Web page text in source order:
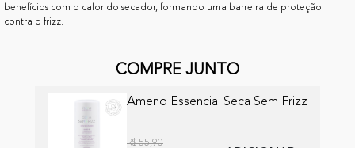
benefícios com o calor do secador, formando uma barreira de proteção
contra o frizz.
COMPRE JUNTO
Amend Essencial Seca Sem Frizz
R$ 55,90